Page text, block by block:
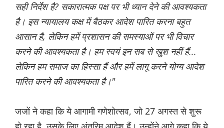
सही निर्देश है? सकारात्मक पक्ष पर भी ध्यान देने की आवश्यकता
है। इस न्यायालय कक्ष में बैठकर आदेश पारित करना बहुत
आसान है, लेकिन हमें प्रशासन की समस्याओं पर भी विचार
करने की आवश्यकता है। हम स्वयं इन सब से खुश नहीं हैं...
लेकिन हम समाज का हिस्सा हैं और हमें लागू करने योग्य आदेश
पारित करने की आवश्यकता है।"
जजों ने कहा कि ये आगामी गणेशोत्सव, जो 27 अगस्त से शुरू